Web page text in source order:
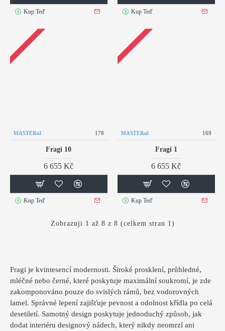
Fragi je kvintesencí modernosti. Široké prosklení, průhledné,
mléčné nebo černé, které poskytuje maximální soukromí, je zde
zakomponováno pouze do svislých rámů, bez vodorovných
lamel. Správné lepení zajišťuje pevnost a odolnost křídla po celá
desetiletí. Samotný design poskytuje jednoduchý způsob, jak
dodat interiéru designový nádech, který nikdy neomrzí ani
Kup Teď Kup Teď
MASTERsil 178
Fragi 10
6 655 Kč
Kup Teď
MASTERsil 169
Fragi 1
6 655 Kč
Kup Teď
Zobrazuji 1 až 8 z 8 (celkem stran 1)